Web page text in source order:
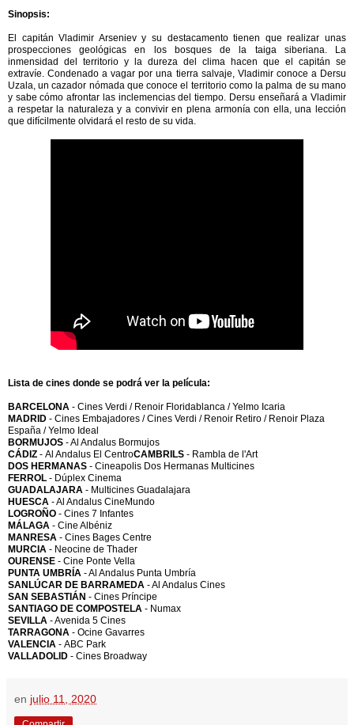
Sinopsis:
El capitán Vladimir Arseniev y su destacamento tienen que realizar unas
prospecciones geológicas en los bosques de la taiga siberiana. La
inmensidad del territorio y la dureza del clima hacen que el capitán se
extravíe. Condenado a vagar por una tierra salvaje, Vladimir conoce a Dersu
Uzala, un cazador nómada que conoce el territorio como la palma de su mano
y sabe cómo afrontar las inclemencias del tiempo. Dersu enseñará a Vladimir
a respetar la naturaleza y a convivir en plena armonía con ella, una lección
que difícilmente olvidará el resto de su vida.
Lista de cines donde se podrá ver la película:
BARCELONA - Cines Verdi / Renoir Floridablanca / Yelmo Icaria
MADRID - Cines Embajadores / Cines Verdi / Renoir Retiro / Renoir Plaza
España / Yelmo Ideal
BORMUJOS - Al Andalus Bormujos
CÁDIZ - Al Andalus El CentroCAMBRILS - Rambla de l'Art
DOS HERMANAS - Cineapolis Dos Hermanas Multicines
FERROL - Dúplex Cinema
GUADALAJARA - Multicines Guadalajara
HUESCA - Al Andalus CineMundo
LOGROÑO - Cines 7 Infantes
MÁLAGA - Cine Albéniz
MANRESA - Cines Bages Centre
MURCIA - Neocine de Thader
OURENSE - Cine Ponte Vella
PUNTA UMBRÍA - Al Andalus Punta Umbría
SANLÚCAR DE BARRAMEDA - Al Andalus Cines
SAN SEBASTIÁN - Cines Príncipe
SANTIAGO DE COMPOSTELA - Numax
SEVILLA - Avenida 5 Cines
TARRAGONA - Ocine Gavarres
VALENCIA - ABC Park
VALLADOLID - Cines Broadway
en julio 11, 2020